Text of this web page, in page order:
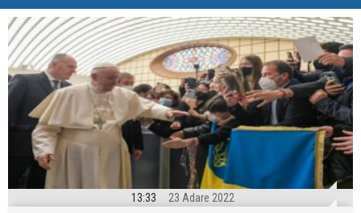
Yuksel civiyan Kerkûkê
13:33 23 Adare 2022